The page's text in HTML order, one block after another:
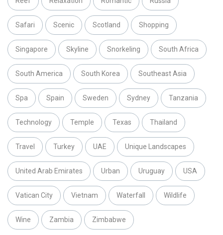
Safari Scenic Scotland Shopping
Singapore Skyline Snorkeling South Africa
South America South Korea Southeast Asia
Spa Spain Sweden Sydney Tanzania
Technology Temple Texas Thailand
Travel Turkey UAE Unique Landscapes
United Arab Emirates Urban Uruguay USA
Vatican City Vietnam Waterfall Wildlife
Wine Zambia Zimbabwe